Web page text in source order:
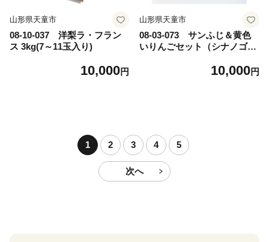
山形県天童市
08-10-037 洋梨ラ・フラン
ス 3kg(7～11玉入り)
10,000円
山形県天童市
08-03-073 サンふじ＆黄色
いりんごセット（シナノゴー
10,000円
1 2 3 4 5
次へ